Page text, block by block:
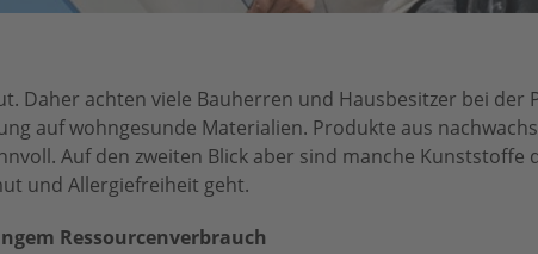
Daher achten viele Bauherren und Hausbesitzer bei der
auf wohngesunde Materialien. Produkte aus
Auf den zweiten Blick aber sind manche Kunststoffe
und Allergiefreiheit geht.
Ressourcenverbrauch